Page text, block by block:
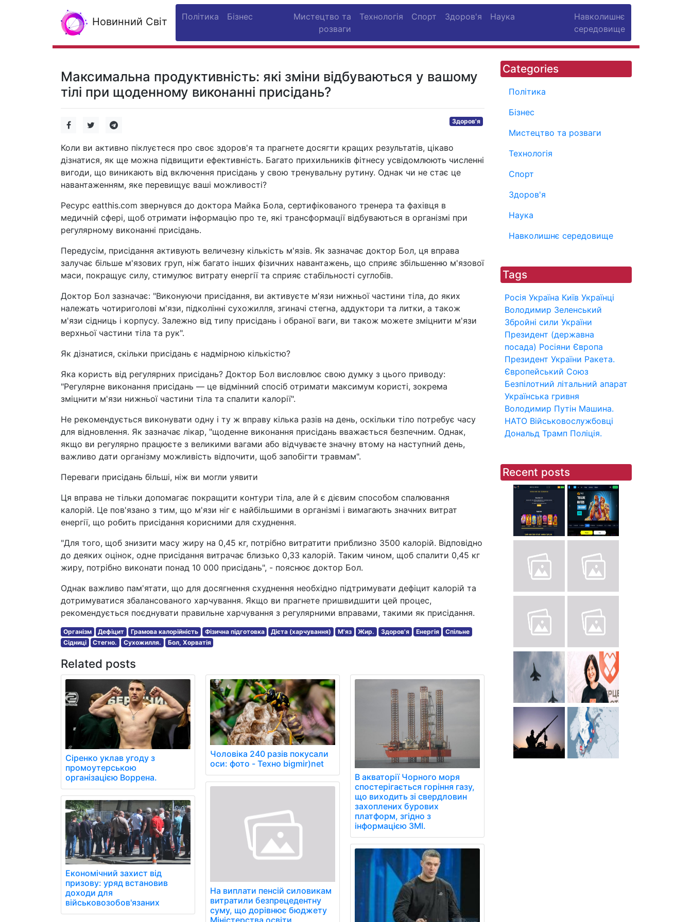
Новинний Світ Політика Бізнес
Мистецтво та
розваги
Технологія Спорт Здоров'я Наука
Навколишнє
середовище
Максимальна продуктивність: які зміни відбуваються у вашому
тілі при щоденному виконанні присідань?
Здоров'я
Коли ви активно піклуєтеся про своє здоров'я та прагнете досягти кращих результатів, цікаво
дізнатися, як ще можна підвищити ефективність. Багато прихильників фітнесу усвідомлюють численні
вигоди, що виникають від включення присідань у свою тренувальну рутину. Однак чи не стає це
навантаженням, яке перевищує ваші можливості?
Ресурс eatthis.com звернувся до доктора Майка Бола, сертифікованого тренера та фахівця в
медичній сфері, щоб отримати інформацію про те, які трансформації відбуваються в організмі при
регулярному виконанні присідань.
Передусім, присідання активують величезну кількість м'язів. Як зазначає доктор Бол, ця вправа
залучає більше м'язових груп, ніж багато інших фізичних навантажень, що сприяє збільшенню м'язової
маси, покращує силу, стимулює витрату енергії та сприяє стабільності суглобів.
Доктор Бол зазначає: "Виконуючи присідання, ви активуєте м'язи нижньої частини тіла, до яких
належать чотириголові м'язи, підколінні сухожилля, згиначі стегна, аддуктори та литки, а також
м'язи сідниць і корпусу. Залежно від типу присідань і обраної ваги, ви також можете зміцнити м'язи
верхньої частини тіла та рук".
Як дізнатися, скільки присідань є надмірною кількістю?
Яка користь від регулярних присідань? Доктор Бол висловлює свою думку з цього приводу:
"Регулярне виконання присідань — це відмінний спосіб отримати максимум користі, зокрема
зміцнити м'язи нижньої частини тіла та спалити калорії".
Не рекомендується виконувати одну і ту ж вправу кілька разів на день, оскільки тіло потребує часу
для відновлення. Як зазначає лікар, "щоденне виконання присідань вважається безпечним. Однак,
якщо ви регулярно працюєте з великими вагами або відчуваєте значну втому на наступний день,
важливо дати організму можливість відпочити, щоб запобігти травмам".
Переваги присідань більші, ніж ви могли уявити
Ця вправа не тільки допомагає покращити контури тіла, але й є дієвим способом спалювання
калорій. Це пов'язано з тим, що м'язи ніг є найбільшими в організмі і вимагають значних витрат
енергії, що робить присідання корисними для схуднення.
"Для того, щоб знизити масу жиру на 0,45 кг, потрібно витратити приблизно 3500 калорій. Відповідно
до деяких оцінок, одне присідання витрачає близько 0,33 калорій. Таким чином, щоб спалити 0,45 кг
жиру, потрібно виконати понад 10 000 присідань", - пояснює доктор Бол.
Однак важливо пам'ятати, що для досягнення схуднення необхідно підтримувати дефіцит калорій та
дотримуватися збалансованого харчування. Якщо ви прагнете пришвидшити цей процес,
рекомендується поєднувати правильне харчування з регулярними вправами, такими як присідання.
Організм Дефіцит Грамова калорійність Фізична підготовка Дієта (харчування) М'яз Жир. Здоров'я Енергія
Спільне
Сідниці
Стегно. Сухожилля. Бол, Хорватія
Related posts
Сіренко уклав угоду з
промоутерською
організацією Воррена.
Економічний захист від
призову: уряд встановив
доходи для
військовозобов'язаних
Чоловіка 240 разів покусали
оси: фото - Техно bigmir)net
На виплати пенсій силовикам
витратили безпрецедентну
суму, що дорівнює бюджету
Міністерства освіти.
В акваторії Чорного моря
спостерігається горіння газу,
що виходить зі свердловин
захоплених бурових
платформ, згідно з
інформацією ЗМІ.
Categories
Політика
Бізнес
Мистецтво та розваги
Технологія
Спорт
Здоров'я
Наука
Навколишнє середовище
Tags
Росія Україна Київ Українці
Володимир Зеленський
Збройні сили України
Президент (державна
посада) Росіяни Європа
Президент України Ракета.
Європейський Союз
Безпілотний літальний апарат
Українська гривня
Володимир Путін Машина.
НАТО Військовослужбовці
Дональд Трамп Поліція.
Recent posts